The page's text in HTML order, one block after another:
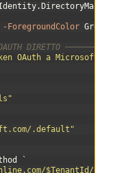
.
-ForegroundColor Green
DIRETTO
OAuth a Microsoft..."
.default"
`
$TenantId/